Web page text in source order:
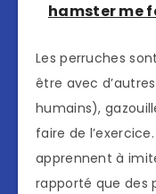
hamster me
Les perruches
être avec
humains),
faire de
apprennent à
rapporté que des